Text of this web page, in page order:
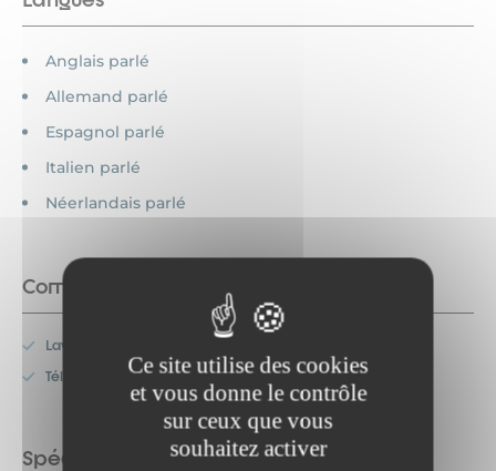
Ce site utilise des cookies
et vous donne le contrôle
sur ceux que vous
souhaitez activer
Anglais parlé
Allemand parlé
Espagnol parlé
Italien parlé
Néerlandais parlé
Commodités
Lave-vaisselle
Télévision
Spécificités